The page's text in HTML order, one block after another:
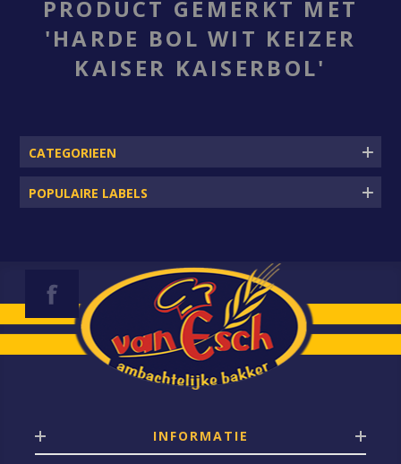
PRODUCT GEMERKT MET
'HARDE BOL WIT KEIZER
KAISER KAISERBOL'
CATEGORIEEN
POPULAIRE LABELS
INFORMATIE